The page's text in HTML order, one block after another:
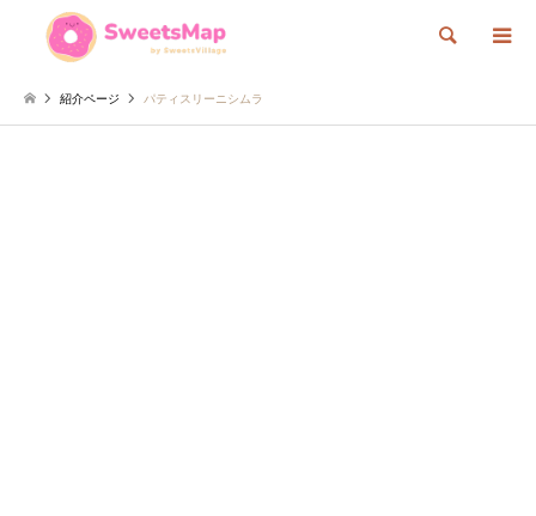
検索
紹介ページ パティスリーニシムラ